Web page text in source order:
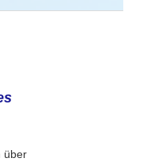
über